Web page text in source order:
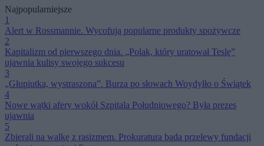
Najpopularniejsze
1
Alert w Rossmannie. Wycofują popularne produkty spożywcze
2
Kapitalizm od pierwszego dnia. „Polak, który uratował Teslę”
ujawnia kulisy swojego sukcesu
3
„Głupiutka, wystraszona”. Burza po słowach Woydyłło o Świątek
4
Nowe wątki afery wokół Szpitala Południowego? Była prezes
ujawnia
5
Zbierali na walkę z rasizmem. Prokuratura bada przelewy fundacji